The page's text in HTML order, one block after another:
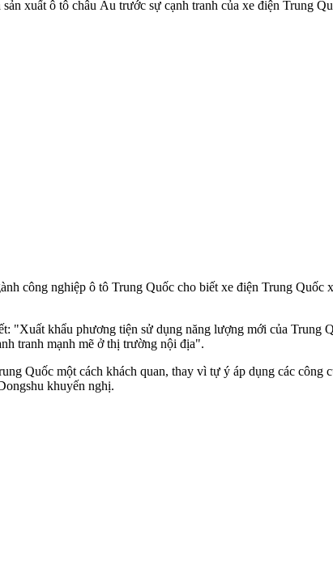
xuất ô tô châu Âu trước sự cạnh tranh của xe điện Trung
công nghiệp ô tô Trung Quốc cho biết xe điện Trung
khẩu phương tiện sử dụng năng lượng mới của Trung
tranh mạnh mẽ ở thị trường nội địa".
Quốc một cách khách quan, thay vì tự ý áp dụng các
khuyến nghị.